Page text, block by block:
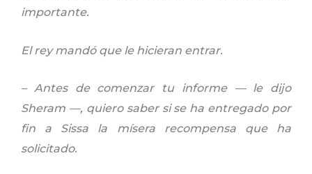
importante.
El rey mandó que le hicieran entrar.
– Antes de comenzar tu informe — le dijo
Sheram —, quiero saber si se ha entregado por
fin a Sissa la mísera recompensa que ha
solicitado.